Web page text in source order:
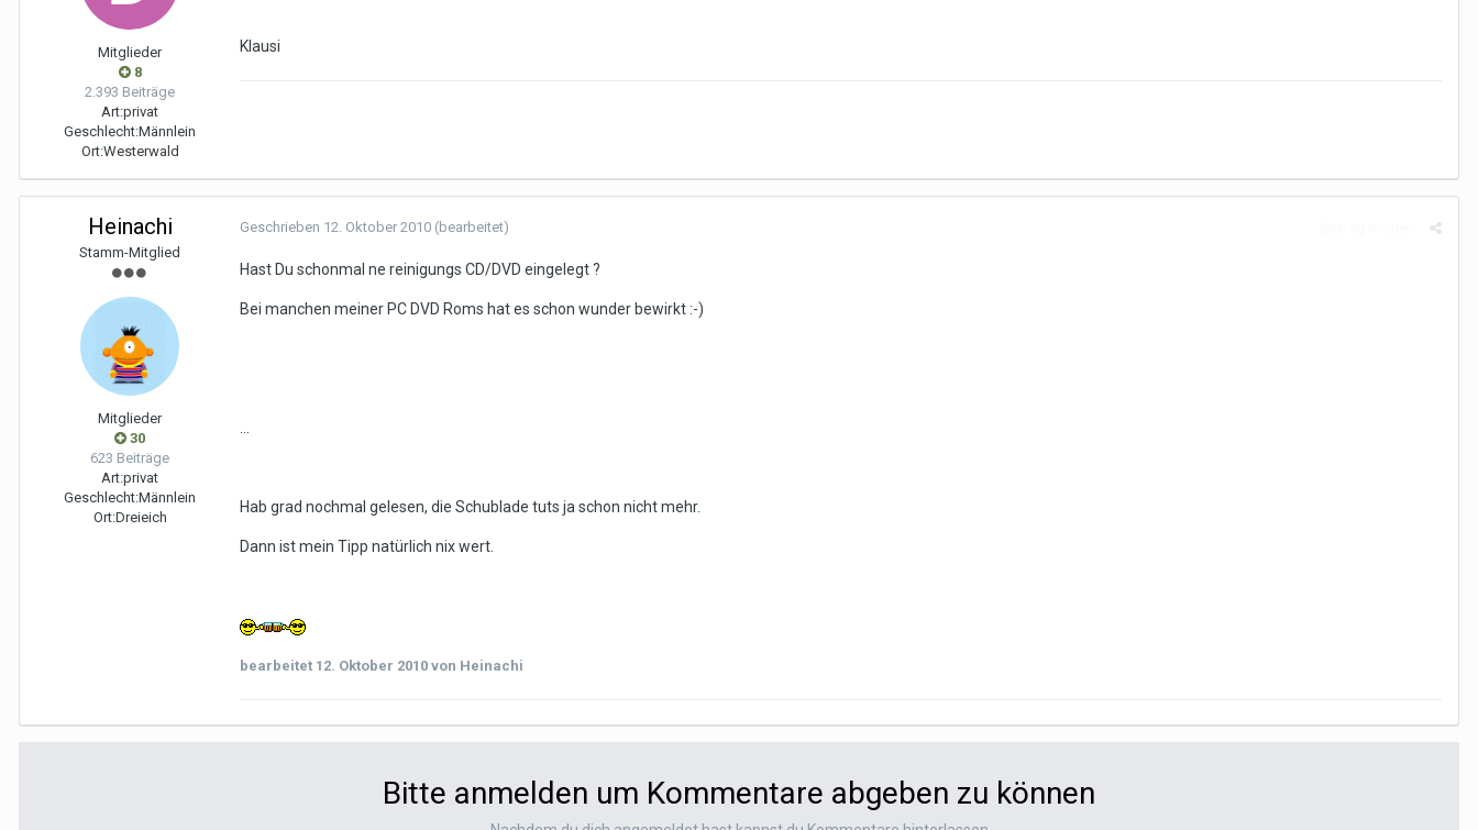
Mitglieder
8
2.393 Beiträge
Art:privat
Geschlecht:Männlein
Ort:Westerwald
Klausi
Heinachi
Stamm-Mitglied
Mitglieder
30
623 Beiträge
Art:privat
Geschlecht:Männlein
Ort:Dreieich
Geschrieben 12. Oktober 2010 (bearbeitet)
Hast Du schonmal ne reinigungs CD/DVD eingelegt ?
Bei manchen meiner PC DVD Roms hat es schon wunder bewirkt :-)
Hab grad nochmal gelesen, die Schublade tuts ja schon nicht mehr.
Dann ist mein Tipp natürlich nix wert.
bearbeitet 12. Oktober 2010 von Heinachi
Bitte anmelden um Kommentare abgeben zu können